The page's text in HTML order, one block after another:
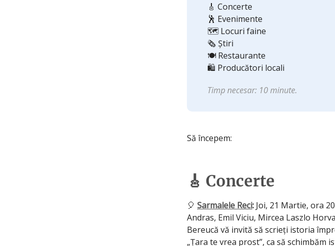
🎸 Concerte
🕺 Evenimente
🗺️ Locuri faine
🗞️ Știri
🍽️ Restaurante
🛍️ Producători locali
Timp necesar: 10 minute.
Să începem:
🎸 Concerte
🎈 Sarmalele Reci: Joi, 21 Martie, ora
Andras, Emil Viciu, Mircea Laszlo
Bereucă vă invită să scrieți istoria
„Țara te vrea prost”, ca să schimbăm